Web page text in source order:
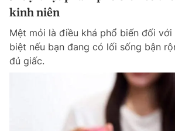
kinh niên
Mệt mỏi là điều khá phổ biến đối với
biệt nếu bạn đang có lối sống bận
đủ giấc.